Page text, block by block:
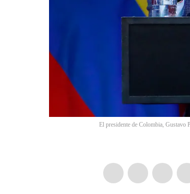
El presidente de Colombia, Gustavo